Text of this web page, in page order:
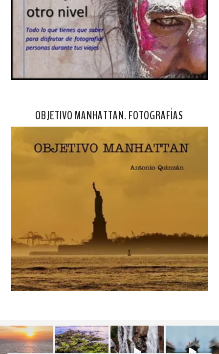
OBJETIVO MANHATTAN. FOTOGRAFÍAS